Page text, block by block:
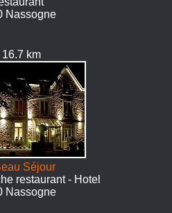
Nassogne
16.7 km
Séjour
restaurant - Hotel
Nassogne